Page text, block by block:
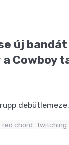
új
Cowboy
debütlemeze.
red chord twitching